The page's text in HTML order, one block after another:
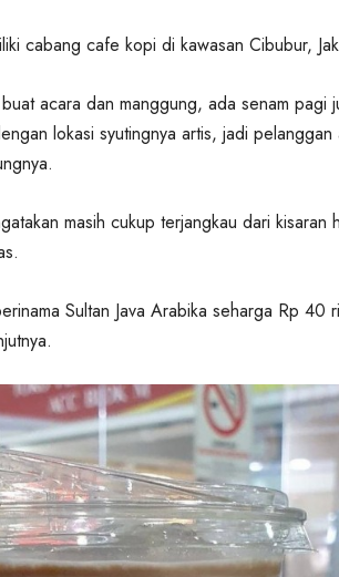
cabang cafe kopi di kawasan Cibubur,
acara dan manggung, ada senam pagi
lokasi syutingnya artis, jadi pelanggan
masih cukup terjangkau dari kisaran
Sultan Java Arabika seharga Rp 40